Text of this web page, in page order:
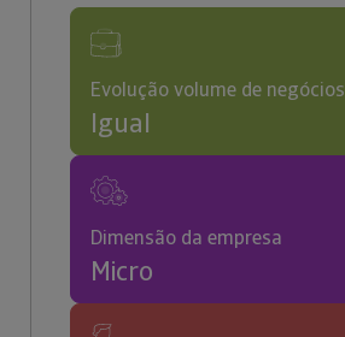
Evolução volume de negócios
Igual
Dimensão da empresa
Micro